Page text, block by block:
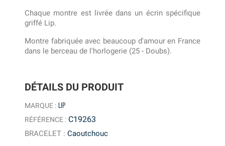
DÉTAILS DU PRODUIT
MARQUE : LIP
RÉFÉRENCE : C19263
BRACELET :Caoutchouc
Chaque montre est livrée dans un écrin spécifique
griffé Lip.
Montre fabriquée avec beaucoup d'amour en France
dans le berceau de l'horlogerie (25 - Doubs).